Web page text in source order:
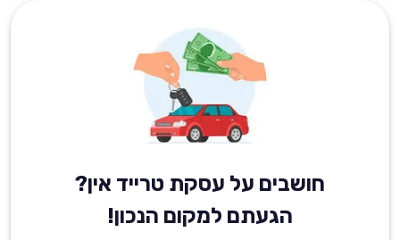
חושבים על עסקת טרייד אין?
הגעתם למקום הנכון!